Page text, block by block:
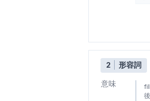
2 形容詞
意味